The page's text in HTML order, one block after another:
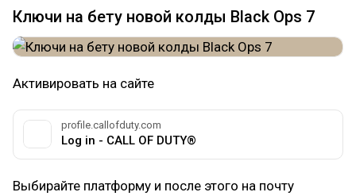
Ключи на бету новой колды Black Ops 7
Активировать на сайте
profile.callofduty.com
Log in - CALL OF DUTY®
Выбирайте платформу и после этого на почту